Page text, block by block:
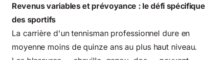
Revenus variables et prévoyance : le défi spécifique
des sportifs
La carrière d'un tennisman professionnel dure en
moyenne moins de quinze ans au plus haut niveau.